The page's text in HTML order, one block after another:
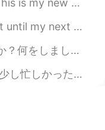
、フルーツ
飲むと、と
飲むと、と
send me a message or pok...
after putting it up, I'm just...
ドに行きました！😂 彼はポーランドでガールフレンドと一緒に住...
み！🤭 週末で僕は音楽を聴いて、ゲームをして、日本語を勉強する...